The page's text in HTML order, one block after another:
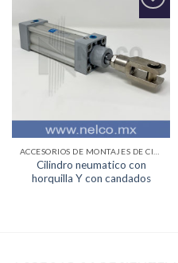
Agregar
deseos
Cilindro neumatico con
horquilla Y con candados